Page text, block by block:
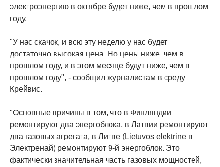
электроэнергию в октябре будет ниже, чем в прошлом
году.
"У нас скачок, и всю эту неделю у нас будет
достаточно высокая цена. Но цены ниже, чем в
прошлом году, и в этом месяце будут ниже, чем в
прошлом году", - сообщил журналистам в среду
Крейвис.
"Основные причины в том, что в Финляндии
ремонтируют два энергоблока, в Латвии ремонтируют
два газовых агрегата, в Литве (Lietuvos elektrine в
Электренай) ремонтируют 9-й энергоблок. Это
фактически значительная часть газовых мощностей,